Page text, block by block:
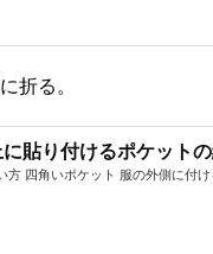
折る。
貼り付けるポケット
方 四角いポケット 服の外側に付